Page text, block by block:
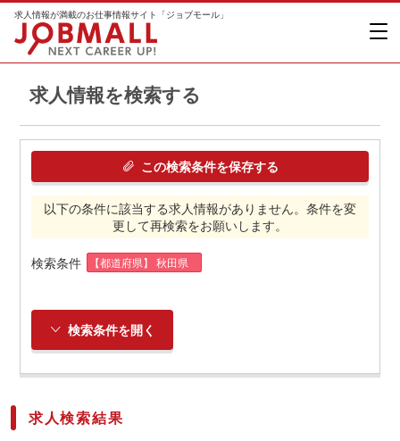
求人情報が満載のお仕事情報サイト「ジョブモール」
求人情報を検索する
この検索条件を保存する
以下の条件に該当する求人情報がありません。条件を変
更して再検索をお願いします。
検索条件 【都道府県】 秋田県
検索条件を開く
求人検索結果